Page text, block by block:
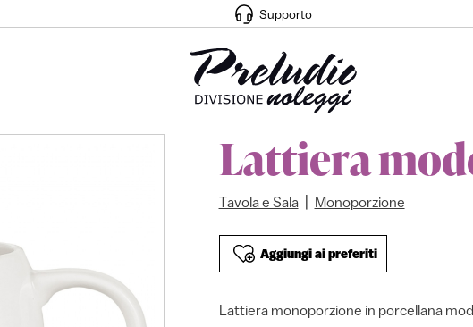
Supporto
Lattiera
Tavola e Sala Monoporzione
Aggiungi ai preferiti
Lattiera monoporzione in porcellana